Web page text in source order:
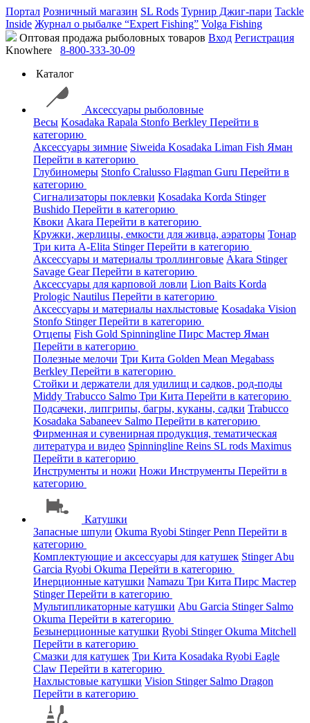
Портал Розничный магазин SL Rods Турнир Джиг-пари Tackle
Inside Журнал о рыбалке “Expert Fishing” Volga Fishing
Оптовая продажа рыболовных товаров Вход Регистрация
Knowhere
8-800-333-30-09
Каталог
Аксессуары рыболовные
Весы Kosadaka Rapala Stonfo Berkley Перейти в
категорию
Аксессуары зимние Siweida Kosadaka Liman Fish Яман
Перейти в категорию
Глубиномеры Stonfo Cralusso Flagman Guru Перейти в
категорию
Сигнализаторы поклевки Kosadaka Korda Stinger
Bushido Перейти в категорию
Квоки Akara Перейти в категорию
Кружки, жерлицы, емкости для живца, аэраторы Тонар
Три кита A-Elita StingerПерейти в категорию
Аксессуары и материалы троллинговые Akara Stinger
Savage GearПерейти в категорию
Аксессуары для карповой ловли Lion Baits Korda
Prologic Nautilus Перейти в категорию
Аксессуары и материалы нахлыстовые Kosadaka Vision
Stonfo StingerПерейти в категорию
Отцепы Fish Gold Spinningline Пирс Мастер Яман
Перейти в категорию
Полезные мелочи Три Кита Golden Mean Megabass
Berkley Перейти в категорию
Стойки и держатели для удилищ и садков, род-поды
Middy Trabucco Salmo Три Кита Перейти в категорию
Подсачеки, липгрипы, багры, куканы, садки Trabucco
Kosadaka Sabaneev Salmo Перейти в категорию
Фирменная и сувенирная продукция, тематическая
литература и видео Spinningline Reins SL rods Maximus
Перейти в категорию
Инструменты и ножи Ножи Инструменты Перейти в
категорию
Катушки
Запасные шпули Okuma Ryobi StingerPenn Перейти в
категорию
Комплектующие и аксессуары для катушек StingerAbu
Garcia Ryobi Okuma Перейти в категорию
Инерционные катушки Namazu Три Кита Пирс Мастер
StingerПерейти в категорию
Мультипликаторные катушки Abu Garcia Stinger Salmo
Okuma Перейти в категорию
Безынерционные катушки Ryobi StingerOkuma Mitchell
Перейти в категорию
Смазки для катушек Три Кита Kosadaka Ryobi Eagle
Claw Перейти в категорию
Нахлыстовые катушки Vision Stinger Salmo Dragon
Перейти в категорию